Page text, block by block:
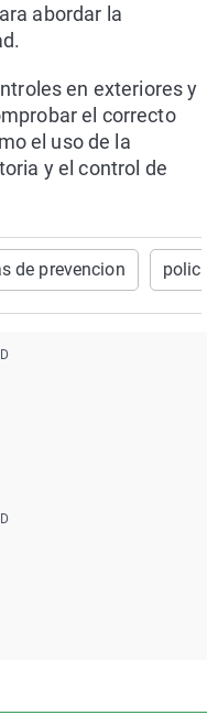
abordar la
en exteriores y
el correcto
el uso de la
y el control de
de prevencion